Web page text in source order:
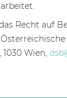
Recht auf
Wien,